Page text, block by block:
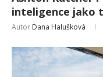
inteligence jako
Autor Dana Halušková